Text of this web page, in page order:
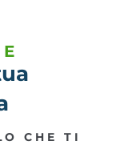
CHE TI